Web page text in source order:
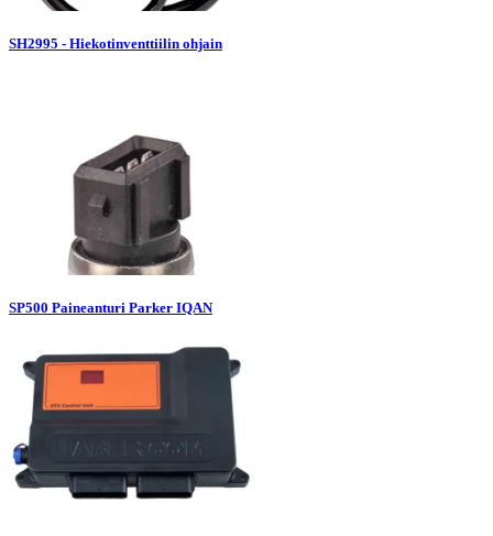
SH2995 - Hiekotinventtiilin ohjain
SP500 Paineanturi Parker IQAN